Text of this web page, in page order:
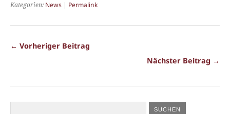
Kategorien: News | Permalink
← Vorheriger Beitrag
Nächster Beitrag →